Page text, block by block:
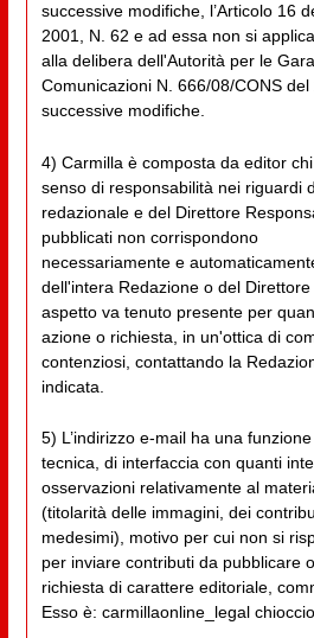
successive modifiche, l’Articolo 16
2001, N. 62 e ad essa non si
alla delibera dell'Autorità per le
Comunicazioni N. 666/08/CONS
successive modifiche.
4) Carmilla è composta da editor
senso di responsabilità nei riguardi
redazionale e del Direttore
pubblicati non corrispondono
necessariamente e
dell'intera Redazione o del
aspetto va tenuto presente per
azione o richiesta, in un'ottica di
contenziosi, contattando la
indicata.
5) L’indirizzo e-mail ha una
tecnica, di interfaccia con quanti
osservazioni relativamente al
(titolarità delle immagini, dei
medesimi), motivo per cui non si
per inviare contributi da pubblicare
richiesta di carattere editoriale,
Esso è: carmillaonline_legal